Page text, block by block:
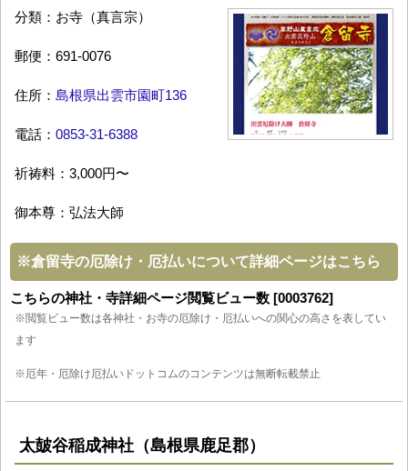
分類：お寺（真言宗）
郵便：691-0076
住所： 島根県出雲市園町136
電話： 0853-31-6388
祈祷料：3,000円〜
御本尊：弘法大師
※倉留寺の厄除け・厄払いについて詳細ページはこちら
こちらの神社・寺詳細ページ閲覧ビュー数 [0003762]
※閲覧ビュー数は各神社・お寺の厄除け・厄払いへの関心の高さを表してい
ます
※厄年・厄除け厄払いドットコムのコンテンツは無断転載禁止
太皷谷稲成神社（島根県鹿足郡）